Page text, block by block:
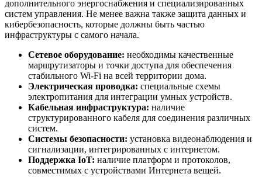
дополнительного энергоснабжения и специализированных
систем управления. Не менее важна также защита данных и
кибербезопасность, которые должны быть частью
инфраструктуры с самого начала.
Сетевое оборудование: необходимы качественные
маршрутизаторы и точки доступа для обеспечения
стабильного Wi-Fi на всей территории дома.
Электрическая проводка: специальные схемы
электропитания для интеграции умных устройств.
Кабельная инфраструктура: наличие
структурированного кабеля для соединения различных
систем.
Системы безопасности: установка видеонаблюдения и
сигнализации, интегрированных с интернетом.
Поддержка IoT: наличие платформ и протоколов,
совместимых с устройствами Интернета вещей.